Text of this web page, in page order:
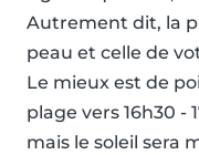
Autrement dit, la
peau et celle de
Le mieux est de
plage vers 16h30 -
mais le soleil sera